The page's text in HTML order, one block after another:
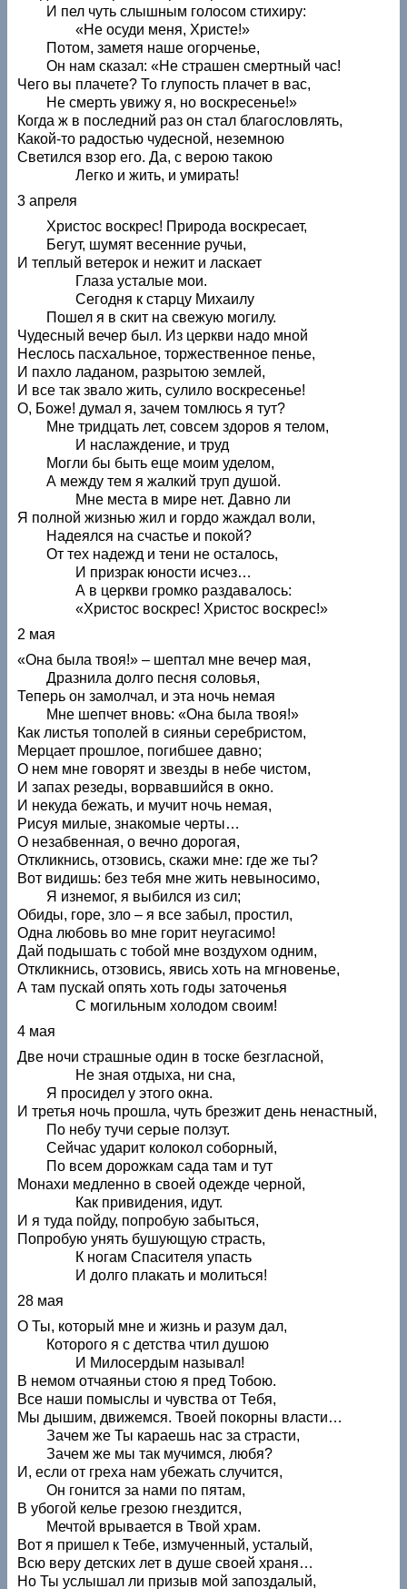
И пел чуть слышным голосом стихиру:
«Не осуди меня, Христе!»
Потом, заметя наше огорченье,
Он нам сказал: «Не страшен смертный час!
Чего вы плачете? То глупость плачет в вас,
Не смерть увижу я, но воскресенье!»
Когда ж в последний раз он стал благословлять,
Какой-то радостью чудесной, неземною
Светился взор его. Да, с верою такою
Легко и жить, и умирать!
3 апреля
Христос воскрес! Природа воскресает,
Бегут, шумят весенние ручьи,
И теплый ветерок и нежит и ласкает
Глаза усталые мои.
Сегодня к старцу Михаилу
Пошел я в скит на свежую могилу.
Чудесный вечер был. Из церкви надо мной
Неслось пасхальное, торжественное пенье,
И пахло ладаном, разрытою землей,
И все так звало жить, сулило воскресенье!
О, Боже! думал я, зачем томлюсь я тут?
Мне тридцать лет, совсем здоров я телом,
И наслаждение, и труд
Могли бы быть еще моим уделом,
А между тем я жалкий труп душой.
Мне места в мире нет. Давно ли
Я полной жизнью жил и гордо жаждал воли,
Надеялся на счастье и покой?
От тех надежд и тени не осталось,
И призрак юности исчез…
А в церкви громко раздавалось:
«Христос воскрес! Христос воскрес!»
2 мая
«Она была твоя!» – шептал мне вечер мая,
Дразнила долго песня соловья,
Теперь он замолчал, и эта ночь немая
Мне шепчет вновь: «Она была твоя!»
Как листья тополей в сияньи серебристом,
Мерцает прошлое, погибшее давно;
О нем мне говорят и звезды в небе чистом,
И запах резеды, ворвавшийся в окно.
И некуда бежать, и мучит ночь немая,
Рисуя милые, знакомые черты…
О незабвенная, о вечно дорогая,
Откликнись, отзовись, скажи мне: где же ты?
Вот видишь: без тебя мне жить невыносимо,
Я изнемог, я выбился из сил;
Обиды, горе, зло – я все забыл, простил,
Одна любовь во мне горит неугасимо!
Дай подышать с тобой мне воздухом одним,
Откликнись, отзовись, явись хоть на мгновенье,
А там пускай опять хоть годы заточенья
С могильным холодом своим!
4 мая
Две ночи страшные один в тоске безгласной,
Не зная отдыха, ни сна,
Я просидел у этого окна.
И третья ночь прошла, чуть брезжит день ненастный,
По небу тучи серые ползут.
Сейчас ударит колокол соборный,
По всем дорожкам сада там и тут
Монахи медленно в своей одежде черной,
Как привидения, идут.
И я туда пойду, попробую забыться,
Попробую унять бушующую страсть,
К ногам Спасителя упасть
И долго плакать и молиться!
28 мая
О Ты, который мне и жизнь и разум дал,
Которого я с детства чтил душою
И Милосердым называл!
В немом отчаяньи стою я пред Тобою.
Все наши помыслы и чувства от Тебя,
Мы дышим, движемся. Твоей покорны власти…
Зачем же Ты караешь нас за страсти,
Зачем же мы так мучимся, любя?
И, если от греха нам убежать случится,
Он гонится за нами по пятам,
В убогой келье грезою гнездится,
Мечтой врывается в Твой храм.
Вот я пришел к Тебе, измученный, усталый,
Всю веру детских лет в душе своей храня…
Но Ты услышал ли призыв мой запоздалый,